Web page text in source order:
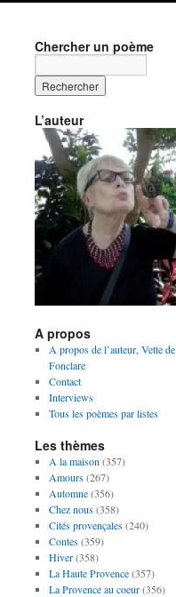
Chercher un poème
L’auteur
A propos
A propos de l’auteur, Vette de
Fonclare
Contact
Interviews
Tous les poèmes par listes
Les thèmes
A la maison (357)
Amours(267)
Automne(356)
Chez nous(358)
Cités provençales(240)
Contes(359)
Hiver(358)
La Haute Provence(357)
La Provence au coeur(356)